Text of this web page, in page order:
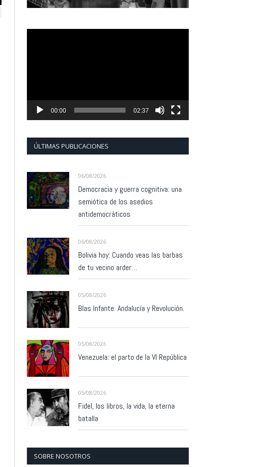
00:00 02:37
ÚLTIMAS PUBLICACIONES
06/08/2026
Democracia y guerra cognitiva: una
semiótica de los asedios
antidemocráticos
06/08/2026
Bolivia hoy: Cuando veas las barbas
de tu vecino arder…
05/08/2026
Blas Infante: Andalucía y Revolución.
05/08/2026
Venezuela: el parto de la VI República
05/08/2026
Fidel, los libros, la vida, la eterna
batalla
SOBRE NOSOTROS